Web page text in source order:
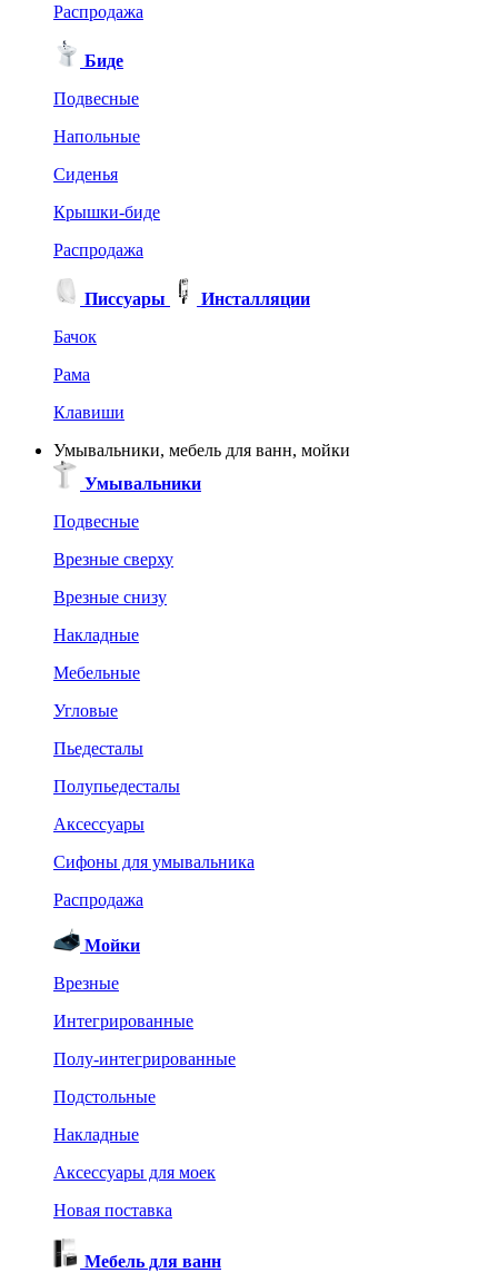
Распродажа
Биде
Подвесные
Напольные
Сиденья
Крышки-биде
Распродажа
Писсуары
Инсталляции
Бачок
Рама
Клавиши
Умывальники, мебель для ванн, мойки
Умывальники
Подвесные
Врезные сверху
Врезные снизу
Накладные
Мебельные
Угловые
Пьедесталы
Полупьедесталы
Аксессуары
Сифоны для умывальника
Распродажа
Мойки
Врезные
Интегрированные
Полу-интегрированные
Подстольные
Накладные
Аксессуары для моек
Новая поставка
Мебель для ванн